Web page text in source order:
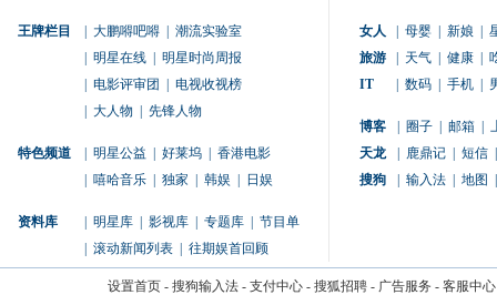
王牌栏目 大鹏嘚吧嘚
潮流实验室
明星在线
明星时尚周报
电影评审团
电视收视榜
大人物 先锋人物
特色频道 明星公益 好莱坞
香港电影
嘻哈音乐 独家 韩娱 日娱
资料库 明星库 影视库 专题库
节目单
滚动新闻列表 往期娱首回顾
女人 母婴 新娘
旅游
天气 健康
IT
数码 手机
博客 圈子 邮箱
天龙
鹿鼎记 短信
搜狗
输入法 地图
设置首页- 搜狗输入法- 支付中心- 搜狐招聘- 广告服务 - 客服中心